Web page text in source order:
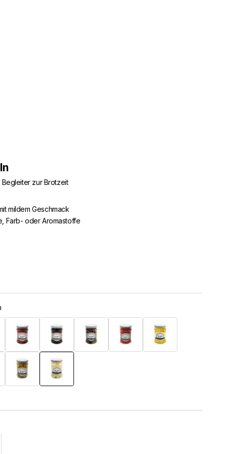
zur Brotzeit
mildem Geschmack
Farb- oder Aromastoffe
Kapernäpfel Gegrillte PaprikaMaiskölbchen
süß-sauer
Pfefferoni Silberzwieblen